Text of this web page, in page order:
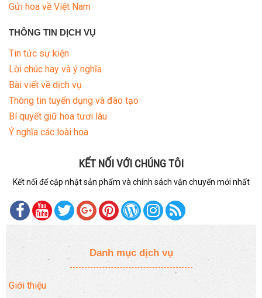
Gửi hoa về Việt Nam
THÔNG TIN DỊCH VỤ
Tin tức sự kiện
Lời chúc hay và ý nghĩa
Bài viết về dịch vụ
Thông tin tuyển dụng và đào tạo
Bí quyết giữ hoa tươi lâu
Ý nghĩa các loài hoa
KẾT NỐI VỚI CHÚNG TÔI
Kết nối để cập nhật sản phẩm và chính sách vận chuyển mới nhất
Danh mục dịch vụ
Giới thiệu